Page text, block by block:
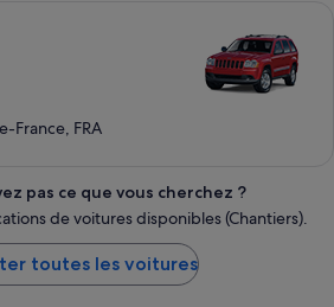
France, FRA
pas ce que vous cherchez ?
de voitures disponibles (Chantiers).
toutes les voitures